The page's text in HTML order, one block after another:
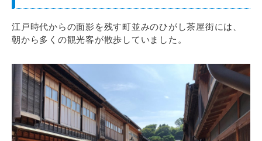
江戸時代からの面影を残す町並みのひがし茶屋街には、
朝から多くの観光客が散歩していました。